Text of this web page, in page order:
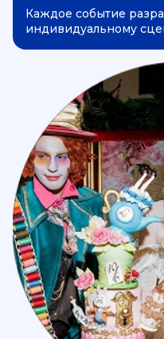
Каждое событие
индивидуальному